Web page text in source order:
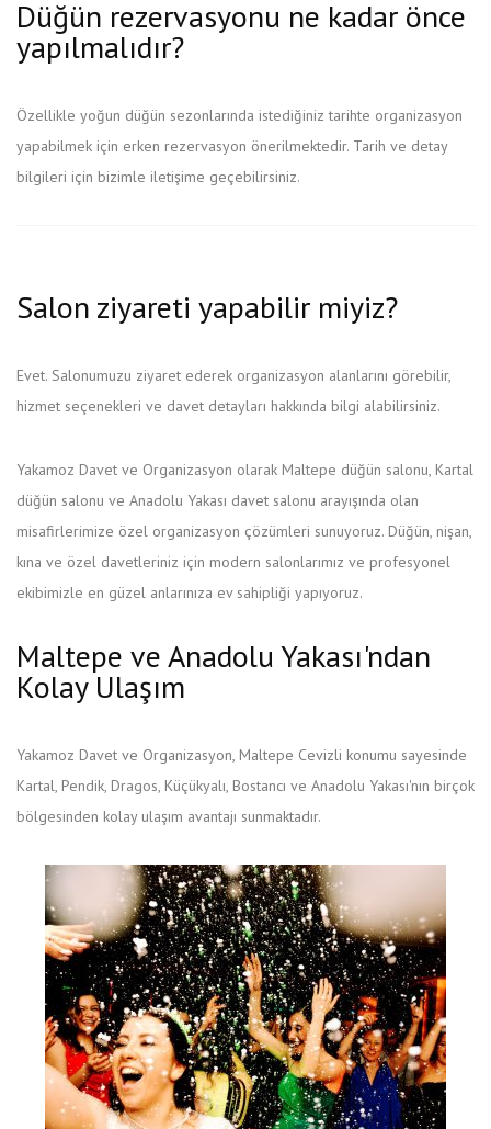
Düğün rezervasyonu ne kadar önce
yapılmalıdır?
Özellikle yoğun düğün sezonlarında istediğiniz tarihte organizasyon
yapabilmek için erken rezervasyon önerilmektedir. Tarih ve detay
bilgileri için bizimle iletişime geçebilirsiniz.
Salon ziyareti yapabilir miyiz?
Evet. Salonumuzu ziyaret ederek organizasyon alanlarını görebilir,
hizmet seçenekleri ve davet detayları hakkında bilgi alabilirsiniz.
Yakamoz Davet ve Organizasyon olarak Maltepe düğün salonu, Kartal
düğün salonu ve Anadolu Yakası davet salonu arayışında olan
misafirlerimize özel organizasyon çözümleri sunuyoruz. Düğün, nişan,
kına ve özel davetleriniz için modern salonlarımız ve profesyonel
ekibimizle en güzel anlarınıza ev sahipliği yapıyoruz.
Maltepe ve Anadolu Yakası'ndan
Kolay Ulaşım
Yakamoz Davet ve Organizasyon, Maltepe Cevizli konumu sayesinde
Kartal, Pendik, Dragos, Küçükyalı, Bostancı ve Anadolu Yakası'nın birçok
bölgesinden kolay ulaşım avantajı sunmaktadır.